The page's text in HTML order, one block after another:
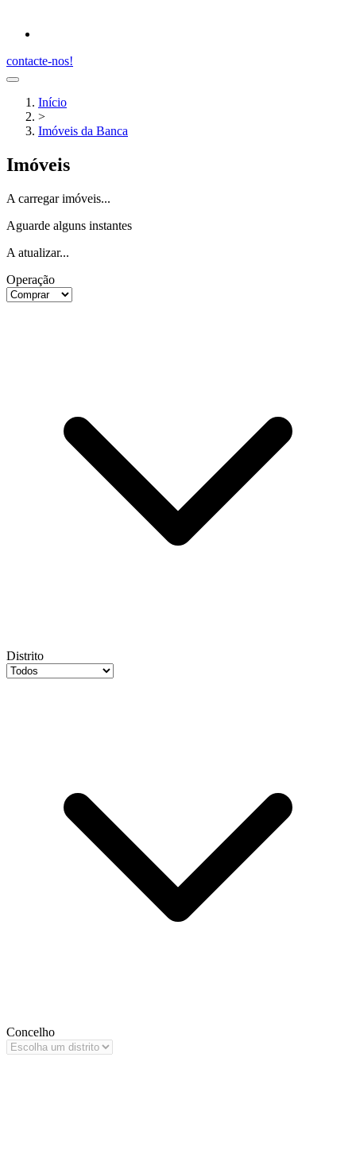
contacte-nos!
Início
>
Imóveis da Banca
Imóveis
A carregar imóveis...
Aguarde alguns instantes
A atualizar...
Operação
Distrito
Concelho